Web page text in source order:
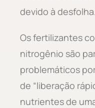
devido à desfolha.
Os fertilizantes
nitrogênio são
problemáticos
de “liberação
nutrientes de